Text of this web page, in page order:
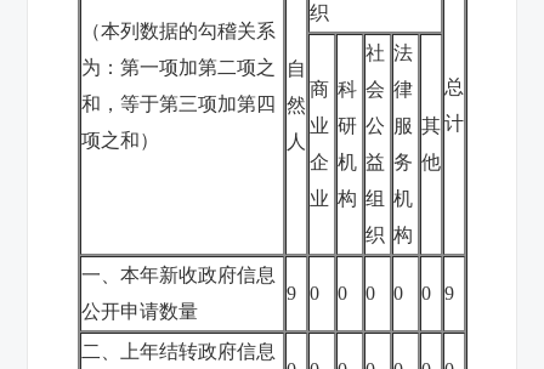
（本列数据的勾稽关系
为：第一项加第二项之
和，等于第三项加第四
项之和）
自
然
人
织
总
计
商
业
企
业
科
研
机
构
社
会
公
益
组
织
法
律
服
务
机
构
其
他
一、本年新收政府信息
公开申请数量
9 0 0 0 0 0 9
二、上年结转政府信息